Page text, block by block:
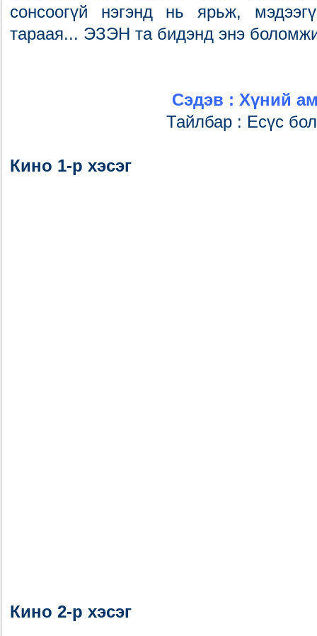
сонсоогүй нэгэнд нь ярьж,
тараая... ЭЗЭН та бидэнд энэ
Сэдэв : Хүний
Тайлбар : Есүс
Кино 1-р хэсэг
Кино 2-р хэсэг